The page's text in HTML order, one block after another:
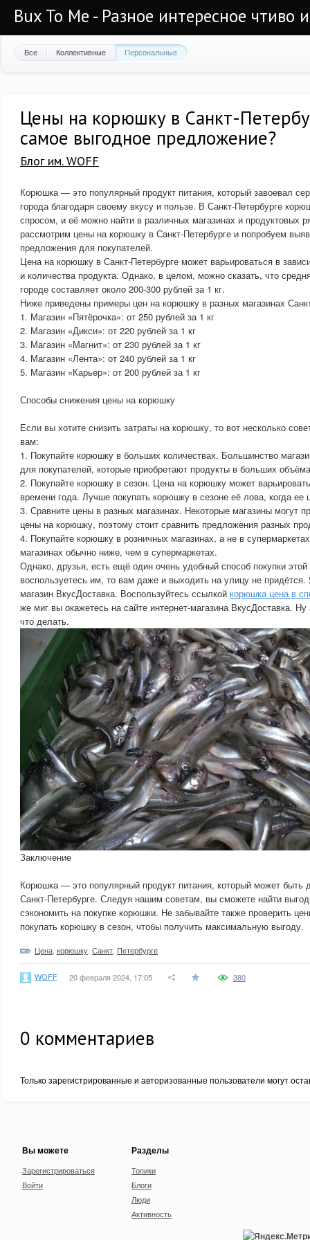
Bux To Me - Разное интересное чтиво
Все Коллективные Персональные
Цены на корюшку в Санкт-
самое выгодное предложение?
Блог им. WOFF
Корюшка — это популярный продукт питания, который завоевал
города благодаря своему вкусу и пользе. В Санкт-Петербурге
спросом, и её можно найти в различных магазинах и продуктовых
рассмотрим цены на корюшку в Санкт-Петербурге и попробуем
предложения для покупателей.
Цена на корюшку в Санкт-Петербурге может варьироваться в
и количества продукта. Однако, в целом, можно сказать, что
городе составляет около 200-300 рублей за 1 кг.
Ниже приведены примеры цен на корюшку в разных магазинах
1. Магазин «Пятёрочка»: от 250 рублей за 1 кг
2. Магазин «Дикси»: от 220 рублей за 1 кг
3. Магазин «Магнит»: от 230 рублей за 1 кг
4. Магазин «Лента»: от 240 рублей за 1 кг
5. Магазин «Карьер»: от 200 рублей за 1 кг
Способы снижения цены на корюшку
Если вы хотите снизить затраты на корюшку, то вот несколько
вам:
1. Покупайте корюшку в больших количествах. Большинство
для покупателей, которые приобретают продукты в больших
2. Покупайте корюшку в сезон. Цена на корюшку может
времени года. Лучше покупать корюшку в сезоне её лова, когда ее
3. Сравните цены в разных магазинах. Некоторые магазины могут
цены на корюшку, поэтому стоит сравнить предложения разных
4. Покупайте корюшку в розничных магазинах, а не в
магазинах обычно ниже, чем в супермаркетах.
Однако, друзья, есть ещё один очень удобный способ покупки
воспользуетесь им, то вам даже и выходить на улицу не
магазин ВкусДоставка. Воспользуйтесь ссылкой корюшка цена в
же миг вы окажетесь на сайте интернет-магазина ВкусДоставка.
что делать.
Заключение
Корюшка — это популярный продукт питания, который может быть
Санкт-Петербурге. Следуя нашим советам, вы сможете найти
сэкономить на покупке корюшки. Не забывайте также проверить
покупать корюшку в сезон, чтобы получить максимальную выгоду.
Цена корюшку Санкт Петербурге
WOFF 20 февраля 2024, 17:05 380
0 комментариев
Только зарегистрированные и авторизованные пользователи могут
Вы можете
Зарегистрироваться
Войти
Разделы
Топики
Блоги
Люди
Активность